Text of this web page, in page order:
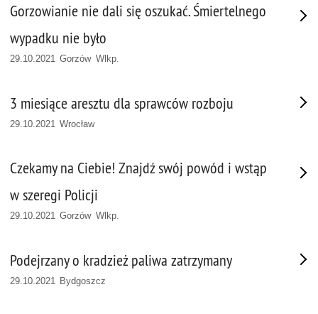
Gorzowianie nie dali się oszukać. Śmiertelnego
wypadku nie było
29.10.2021 Gorzów Wlkp.
3 miesiące aresztu dla sprawców rozboju
29.10.2021 Wrocław
Czekamy na Ciebie! Znajdź swój powód i wstąp
w szeregi Policji
29.10.2021 Gorzów Wlkp.
Podejrzany o kradzież paliwa zatrzymany
29.10.2021 Bydgoszcz